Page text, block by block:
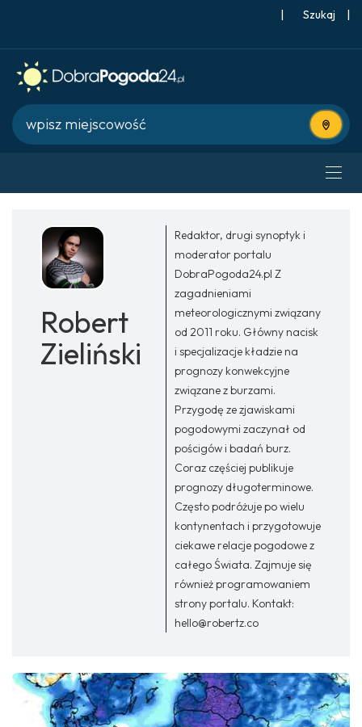
| |
Użyj
Robert
Zieliński
Redaktor, drugi synoptyk i
moderator portalu
DobraPogoda24.pl Z
zagadnieniami
meteorologicznymi związany
od 2011 roku. Główny nacisk
i specjalizacje kładzie na
prognozy konwekcyjne
związane z burzami.
Przygodę ze zjawiskami
pogodowymi zaczynał od
pościgów i badań burz.
Coraz częściej publikuje
prognozy długoterminowe.
Często podróżuje po wielu
kontynentach i przygotowuje
ciekawe relacje pogodowe z
całego Świata. Zajmuje się
również programowaniem
strony portalu. Kontakt:
hello@robertz.co